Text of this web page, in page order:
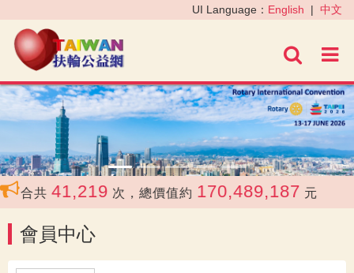
進階
UI Language： English | 中文
‹ ›
共 41,219 次，總價值約 170,489,187 元
會員中心